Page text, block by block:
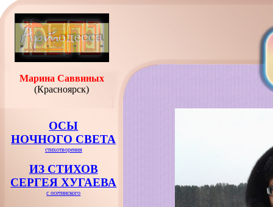
Марина Саввиных
(Красноярск)
ОСЫ
НОЧНОГО СВЕТА
стихотворения
ИЗ СТИХОВ
СЕРГЕЯ ХУГАЕВА
с осетинского